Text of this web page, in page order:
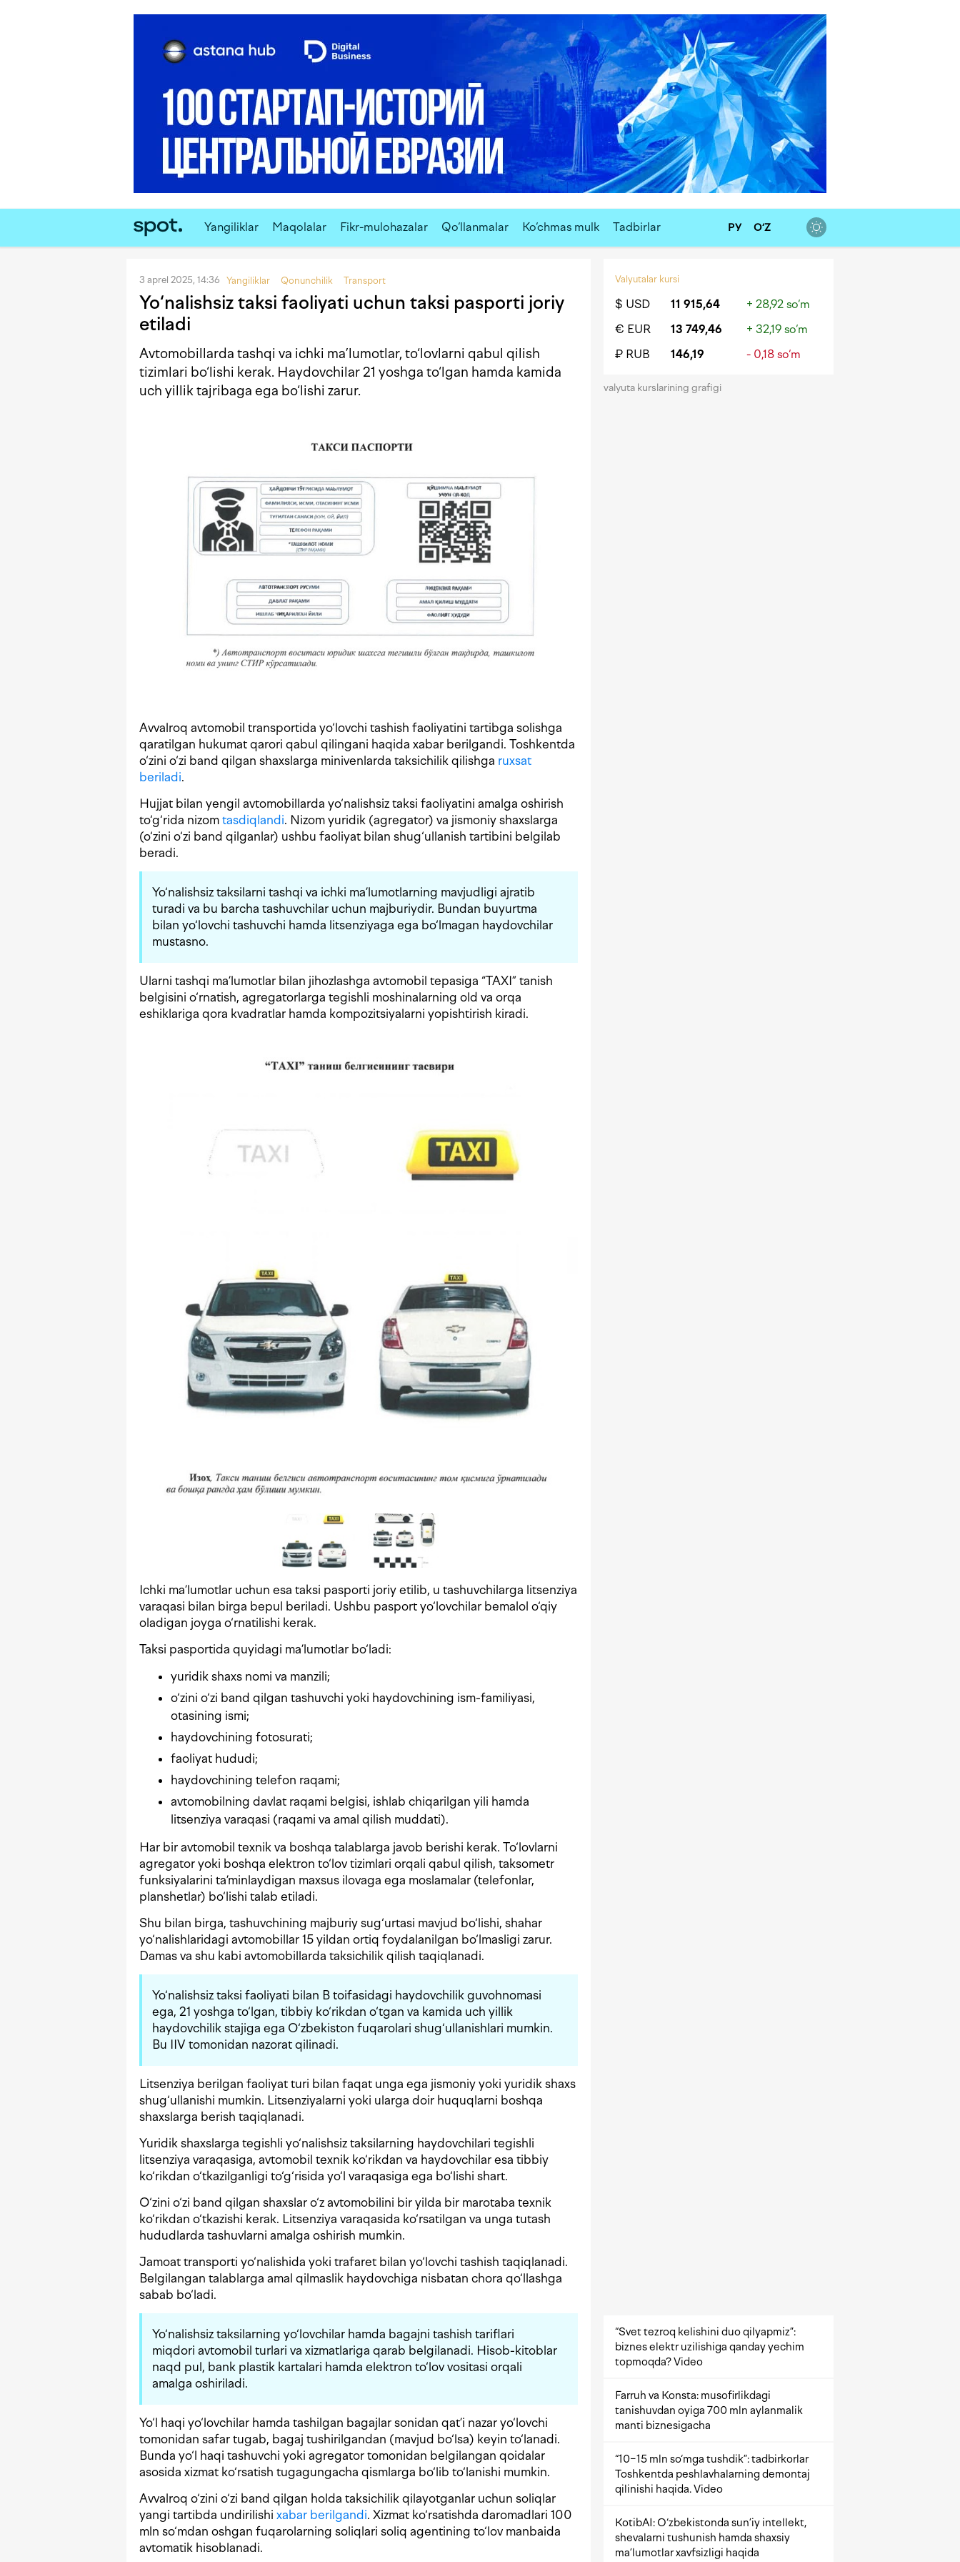
Yangiliklar Maqolalar Fikr-mulohazalar Qo‘llanmalar Ko‘chmas mulk Tadbirlar РУ O‘Z
3 aprel 2025, 14:36 Yangiliklar Qonunchilik Transport
Yo‘nalishsiz taksi faoliyati uchun taksi pasporti joriy
etiladi
Avtomobillarda tashqi va ichki ma’lumotlar, to‘lovlarni qabul qilish
tizimlari bo‘lishi kerak. Haydovchilar 21 yoshga to‘lgan hamda kamida
uch yillik tajribaga ega bo‘lishi zarur.
Avvalroq avtomobil transportida yo‘lovchi tashish faoliyatini tartibga solishga
qaratilgan hukumat qarori qabul qilingani haqida xabar berilgandi. Toshkentda
o‘zini o‘zi band qilgan shaxslarga minivenlarda taksichilik qilishga ruxsat
beriladi.
Hujjat bilan yengil avtomobillarda yo‘nalishsiz taksi faoliyatini amalga oshirish
to‘g‘rida nizom tasdiqlandi. Nizom yuridik (agregator) va jismoniy shaxslarga
(o‘zini o‘zi band qilganlar) ushbu faoliyat bilan shug‘ullanish tartibini belgilab
beradi.
Yo‘nalishsiz taksilarni tashqi va ichki ma’lumotlarning mavjudligi ajratib
turadi va bu barcha tashuvchilar uchun majburiydir. Bundan buyurtma
bilan yo‘lovchi tashuvchi hamda litsenziyaga ega bo‘lmagan haydovchilar
mustasno.
Ularni tashqi ma’lumotlar bilan jihozlashga avtomobil tepasiga “TAXІ” tanish
belgisini o‘rnatish, agregatorlarga tegishli moshinalarning old va orqa
eshiklariga qora kvadratlar hamda kompozitsiyalarni yopishtirish kiradi.
Ichki ma’lumotlar uchun esa taksi pasporti joriy etilib, u tashuvchilarga litsenziya
varaqasi bilan birga bepul beriladi. Ushbu pasport yo‘lovchilar bemalol o‘qiy
oladigan joyga o‘rnatilishi kerak.
Taksi pasportida quyidagi ma’lumotlar bo‘ladi:
yuridik shaxs nomi va manzili;
o‘zini o‘zi band qilgan tashuvchi yoki haydovchining ism-familiyasi,
otasining ismi;
haydovchining fotosurati;
faoliyat hududi;
haydovchining telefon raqami;
avtomobilning davlat raqami belgisi, ishlab chiqarilgan yili hamda
litsenziya varaqasi (raqami va amal qilish muddati).
Har bir avtomobil texnik va boshqa talablarga javob berishi kerak. To‘lovlarni
agregator yoki boshqa elektron to‘lov tizimlari orqali qabul qilish, taksometr
funksiyalarini ta’minlaydigan maxsus ilovaga ega moslamalar (telefonlar,
planshetlar) bo‘lishi talab etiladi.
Shu bilan birga, tashuvchining majburiy sug‘urtasi mavjud bo‘lishi, shahar
yo‘nalishlaridagi avtomobillar 15 yildan ortiq foydalanilgan bo‘lmasligi zarur.
Damas va shu kabi avtomobillarda taksichilik qilish taqiqlanadi.
Yo‘nalishsiz taksi faoliyati bilan B toifasidagi haydovchilik guvohnomasi
ega, 21 yoshga to‘lgan, tibbiy ko‘rikdan o‘tgan va kamida uch yillik
haydovchilik stajiga ega O‘zbekiston fuqarolari shug‘ullanishlari mumkin.
Bu IIV tomonidan nazorat qilinadi.
Litsenziya berilgan faoliyat turi bilan faqat unga ega jismoniy yoki yuridik shaxs
shug‘ullanishi mumkin. Litsenziyalarni yoki ularga doir huquqlarni boshqa
shaxslarga berish taqiqlanadi.
Yuridik shaxslarga tegishli yo‘nalishsiz taksilarning haydovchilari tegishli
litsenziya varaqasiga, avtomobil texnik ko‘rikdan va haydovchilar esa tibbiy
ko‘rikdan o‘tkazilganligi to‘g‘risida yo‘l varaqasiga ega bo‘lishi shart.
O‘zini o‘zi band qilgan shaxslar o‘z avtomobilini bir yilda bir marotaba texnik
ko‘rikdan o‘tkazishi kerak. Litsenziya varaqasida ko‘rsatilgan va unga tutash
hududlarda tashuvlarni amalga oshirish mumkin.
Jamoat transporti yo‘nalishida yoki trafaret bilan yo‘lovchi tashish taqiqlanadi.
Belgilangan talablarga amal qilmaslik haydovchiga nisbatan chora qo‘llashga
sabab bo‘ladi.
Yo‘nalishsiz taksilarning yo‘lovchilar hamda bagajni tashish tariflari
miqdori avtomobil turlari va xizmatlariga qarab belgilanadi. Hisob-kitoblar
naqd pul, bank plastik kartalari hamda elektron to‘lov vositasi orqali
amalga oshiriladi.
Yo‘l haqi yo‘lovchilar hamda tashilgan bagajlar sonidan qat’i nazar yo‘lovchi
tomonidan safar tugab, bagaj tushirilgandan (mavjud bo‘lsa) keyin to‘lanadi.
Bunda yo‘l haqi tashuvchi yoki agregator tomonidan belgilangan qoidalar
asosida xizmat ko‘rsatish tugagungacha qismlarga bo‘lib to‘lanishi mumkin.
Avvalroq o‘zini o‘zi band qilgan holda taksichilik qilayotganlar uchun soliqlar
yangi tartibda undirilishi xabar berilgandi. Xizmat ko‘rsatishda daromadlari 100
mln so‘mdan oshgan fuqarolarning soliqlari soliq agentining to‘lov manbaida
avtomatik hisoblanadi.
Valyutalar kursi
$ USD 11 915,64
+ 28,92 so‘m
€ EUR
13 749,46
+ 32,19 so‘m
₽ RUB
146,19 - 0,18 so‘m
valyuta kurslarining grafigi
“Svet tezroq kelishini duo qilyapmiz”:
biznes elektr uzilishiga qanday yechim
topmoqda? Video
Farruh va Konsta: musofirlikdagi
tanishuvdan oyiga 700 mln aylanmalik
manti biznesigacha
“10−15 mln so‘mga tushdik”: tadbirkorlar
Toshkentda peshlavhalarning demontaj
qilinishi haqida. Video
KotibAI: O‘zbekistonda sun’iy intellekt,
shevalarni tushunish hamda shaxsiy
ma’lumotlar xavfsizligi haqida